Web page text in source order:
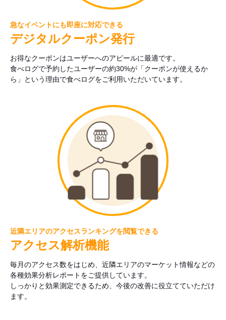
急なイベントにも即座に対応できる
デジタルクーポン発行
お得なクーポンはユーザーへのアピールに最適です。
食べログで予約したユーザーの約30%が「クーポンが使えるか
ら」という理由で食べログをご利用いただいています。
近隣エリアのアクセスランキングを閲覧できる
アクセス解析機能
毎月のアクセス数をはじめ、近隣エリアのマーケット情報などの
各種効果分析レポートをご提供しています。
しっかりと効果測定できるため、今後の改善に役立てていただけ
ます。